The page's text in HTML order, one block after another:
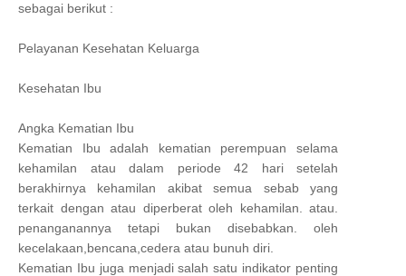
sebagai berikut :
Pelayanan Kesehatan Keluarga
Kesehatan Ibu
Angka Kematian Ibu
Kematian Ibu adalah kematian perempuan selama
kehamilan atau dalam periode 42 hari setelah
berakhirnya kehamilan akibat semua sebab yang
terkait dengan atau diperberat oleh kehamilan. atau.
penanganannya tetapi bukan disebabkan. oleh
kecelakaan,bencana,cedera atau bunuh diri.
Kematian Ibu juga menjadi salah satu indikator penting